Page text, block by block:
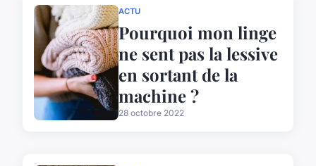
ACTU
Pourquoi mon linge
ne sent pas la lessive
en sortant de la
machine ?
28 octobre 2022